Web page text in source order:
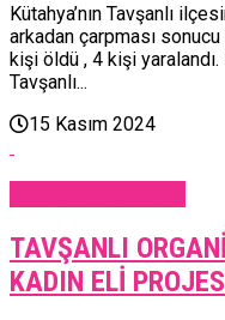
Kütahya’nın Tavşanlı
arkadan çarpması
kişi öldü , 4 kişi
Tavşanlı...
15 Kasım 2024
TAVŞANLI
KADIN ELİ